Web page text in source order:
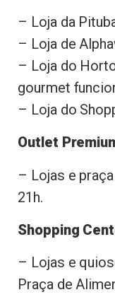
– Loja da
– Loja de
– Loja do
gourmet
– Loja do
Outlet
– Lojas e
21h.
Shopping
– Lojas e
Praça de